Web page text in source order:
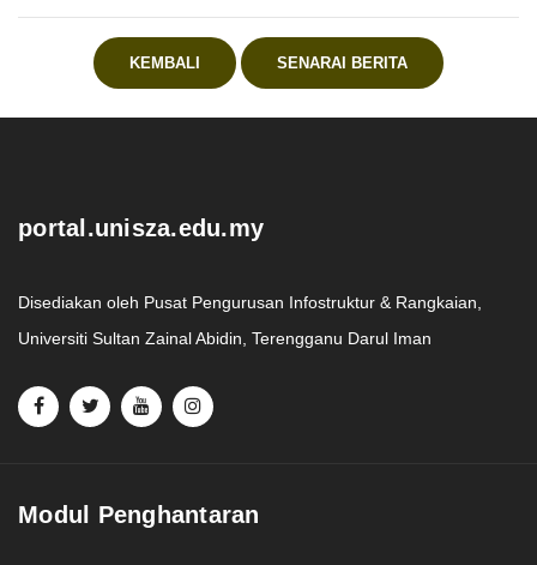
KEMBALI SENARAI BERITA
portal.unisza.edu.my
Disediakan oleh Pusat Pengurusan Infostruktur & Rangkaian,
Universiti Sultan Zainal Abidin, Terengganu Darul Iman
Modul Penghantaran